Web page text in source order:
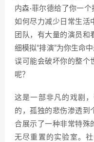
内森·菲尔德给了你一
如何尽力减少日常生活
团队，有大量的演员和
细模拟“排演”为你生命
误可能会破坏你的整个
呢？
这是一部非凡的戏剧
的，孤独的悲伤渗透到
合展示了一种非常特殊
无尽重置的实验室。